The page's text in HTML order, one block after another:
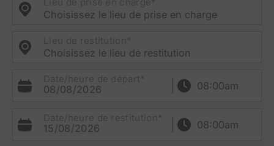
Choisissez le lieu de prise en charge
Choisissez le lieu de restitution
08/08/2026
15/08/2026